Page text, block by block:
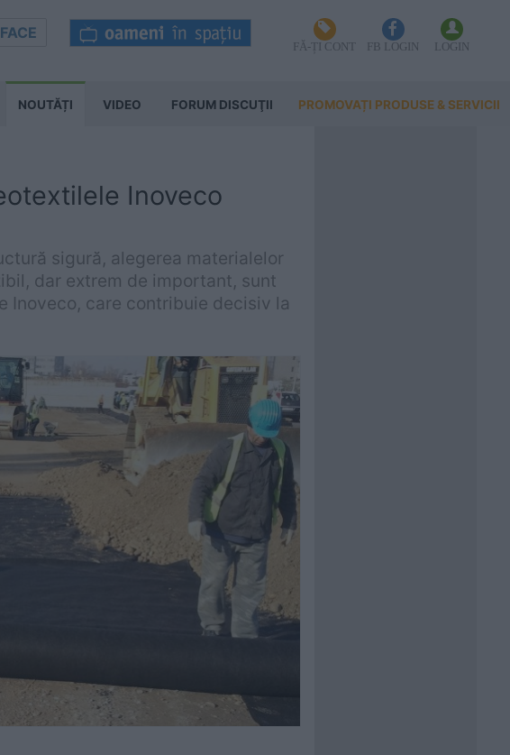
FĂ-ȚI CONT FB LOGIN LOGIN
NOUTĂȚI VIDEO FORUM DISCUŢII PROMOVAȚI PRODUSE & SERVICII
Inoveco
sigură, alegerea materialelor
dar extrem de important, sunt
Inoveco, care contribuie decisiv la